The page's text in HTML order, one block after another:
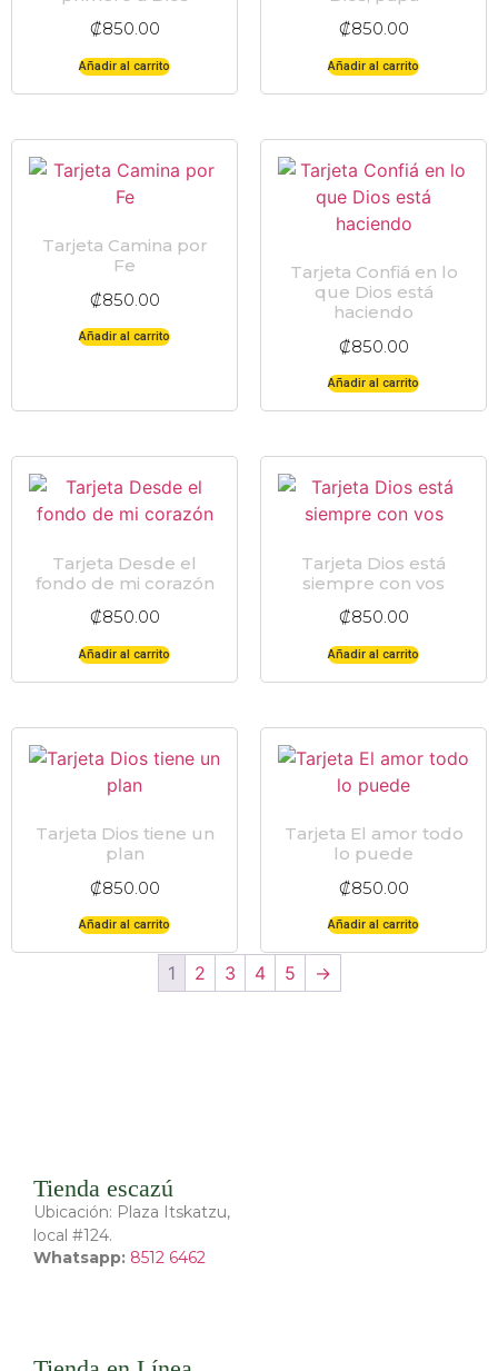
₡850.00
Añadir al carrito
₡850.00
Añadir al carrito
Tarjeta Camina por
Fe
₡850.00
Añadir al carrito
Tarjeta Confiá en lo
que Dios está
haciendo
₡850.00
Añadir al carrito
Tarjeta Desde el
fondo de mi corazón
₡850.00
Añadir al carrito
Tarjeta Dios está
siempre con vos
₡850.00
Añadir al carrito
Tarjeta Dios tiene un
plan
₡850.00
Añadir al carrito
Tarjeta El amor todo
lo puede
₡850.00
Añadir al carrito
1 2 3 4 5 →
Tienda escazú
Ubicación: Plaza Itskatzu,
local #124.
Whatsapp: 8512 6462